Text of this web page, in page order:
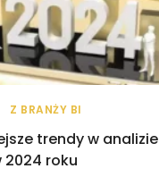
Z BRANŻY BI
trendy w analizie
2024 roku